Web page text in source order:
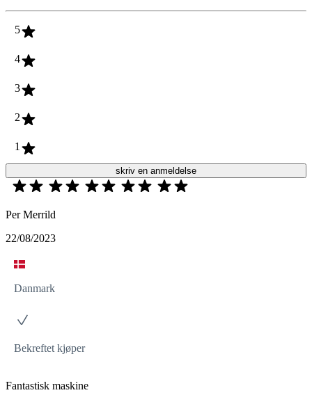
5
4
3
2
1
skriv en anmeldelse
Per Merrild
22/08/2023
Danmark
Bekreftet kjøper
Fantastisk maskine